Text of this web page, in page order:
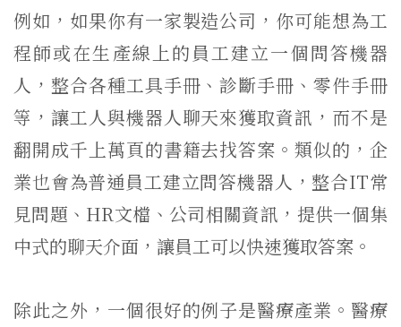
例如，如果你有一家製造公司，你可能想為工
程師或在生產線上的員工建立一個問答機器
人，整合各種工具手冊、診斷手冊、零件手冊
等，讓工人與機器人聊天來獲取資訊，而不是
翻開成千上萬頁的書籍去找答案。類似的，企
業也會為普通員工建立問答機器人，整合IT常
見問題、HR文檔、公司相關資訊，提供一個集
中式的聊天介面，讓員工可以快速獲取答案。
除此之外，一個很好的例子是醫療產業。醫療